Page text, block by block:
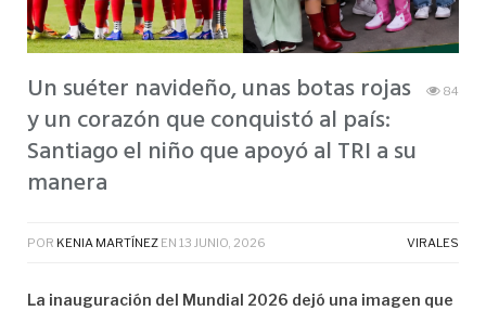
Un suéter navideño, unas botas rojas
y un corazón que conquistó al país:
Santiago el niño que apoyó al TRI a su
manera
84
POR KENIA MARTÍNEZ EN 13 JUNIO, 2026 VIRALES
La inauguración del Mundial 2026 dejó una imagen que